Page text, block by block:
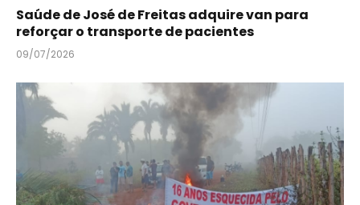
Saúde de José de Freitas adquire van para
reforçar o transporte de pacientes
09/07/2026